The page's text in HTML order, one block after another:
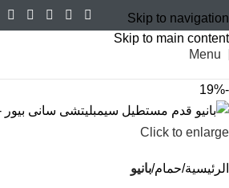
Skip to navigation
Skip to main content
Menu
-19%
Click to enlarge
الرئيسية حمام بانيو